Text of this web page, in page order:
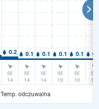
Temp. odczuwalna